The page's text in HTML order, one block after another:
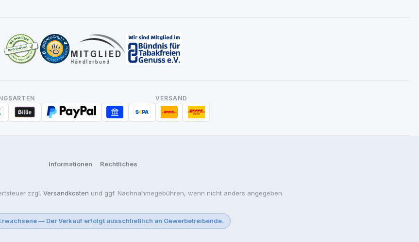
VERSAND
Informationen Rechtliches
zzgl. Versandkosten und ggf. Nachnahmegebühren, wenn nicht anders angegeben.
— Der Verkauf erfolgt ausschließlich an Gewerbetreibende.